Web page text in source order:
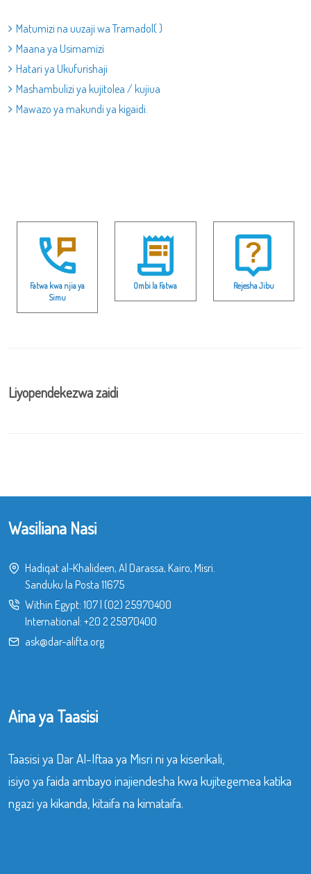
Matumizi na uuzaji wa Tramadol( )
Maana ya Usimamizi
Hatari ya Ukufurishaji
Mashambulizi ya kujitolea / kujiua
Mawazo ya makundi ya kigaidi.
Fatwa kwa njia ya
Simu
Ombi la Fatwa Rejesha Jibu
Liyopendekezwa zaidi
Wasiliana Nasi
Hadiqat al-Khalideen, Al Darassa, Kairo, Misri.
Sanduku la Posta 11675
Within Egypt: 107| (02) 25970400
International: +20 2 25970400
ask@dar-alifta.org
Aina ya Taasisi
Taasisi ya Dar Al-Iftaa ya Misri ni ya kiserikali,
isiyo ya faida ambayo inajiendesha kwa kujitegemea katika
ngazi ya kikanda, kitaifa na kimataifa.